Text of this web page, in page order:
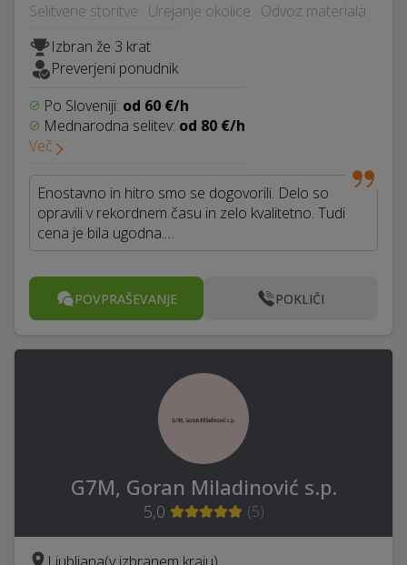
Selitvene storitve · Urejanje okolice · Odvoz materiala
Izbran že 3 krat
Preverjeni ponudnik
Po Sloveniji: od 60 €/h
Mednarodna selitev: od 80 €/h
Več
Enostavno in hitro smo se dogovorili. Delo so
opravili v rekordnem času in zelo kvalitetno. Tudi
cena je bila ugodna.…
POVPRAŠEVANJE POKLIČI
G7M, Goran Miladinović s.p.
5,0 (5)